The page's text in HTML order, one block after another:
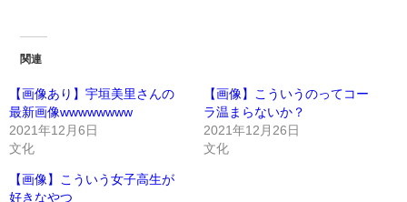
関連
【画像あり】宇垣美里さんの
最新画像wwwwwwww
2021年12月6日
文化
【画像】こういうのってコー
ラ温まらないか？
2021年12月26日
文化
【画像】こういう女子高生が
好きなやつ